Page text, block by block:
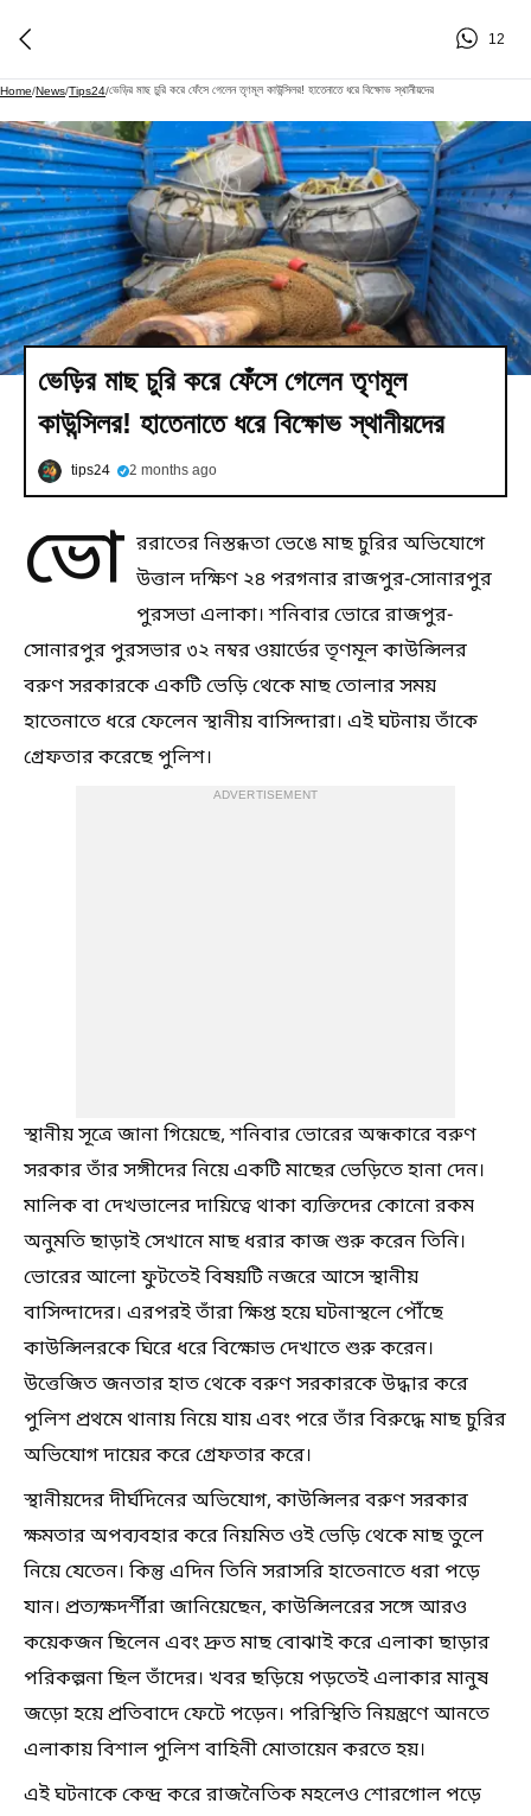
12
Home/News/Tips24/ভেড়ির মাছ চুরি করে ফেঁসে গেলেন তৃণমূল কাউন্সিলর! হাতেনাতে ধরে বিক্ষোভ স্থানীয়দের
ভেড়ির মাছ চুরি করে ফেঁসে গেলেন তৃণমূল
কাউন্সিলর! হাতেনাতে ধরে বিক্ষোভ স্থানীয়দের
tips24 2 months ago
ভো ররাতের নিস্তব্ধতা ভেঙে মাছ চুরির অভিযোগে
উত্তাল দক্ষিণ ২৪ পরগনার রাজপুর-সোনারপুর
পুরসভা এলাকা। শনিবার ভোরে রাজপুর-
সোনারপুর পুরসভার ৩২ নম্বর ওয়ার্ডের তৃণমূল কাউন্সিলর
বরুণ সরকারকে একটি ভেড়ি থেকে মাছ তোলার সময়
হাতেনাতে ধরে ফেলেন স্থানীয় বাসিন্দারা। এই ঘটনায় তাঁকে
গ্রেফতার করেছে পুলিশ।
ADVERTISEMENT
স্থানীয় সূত্রে জানা গিয়েছে, শনিবার ভোরের অন্ধকারে বরুণ
সরকার তাঁর সঙ্গীদের নিয়ে একটি মাছের ভেড়িতে হানা দেন।
মালিক বা দেখভালের দায়িত্বে থাকা ব্যক্তিদের কোনো রকম
অনুমতি ছাড়াই সেখানে মাছ ধরার কাজ শুরু করেন তিনি।
ভোরের আলো ফুটতেই বিষয়টি নজরে আসে স্থানীয়
বাসিন্দাদের। এরপরই তাঁরা ক্ষিপ্ত হয়ে ঘটনাস্থলে পৌঁছে
কাউন্সিলরকে ঘিরে ধরে বিক্ষোভ দেখাতে শুরু করেন।
উত্তেজিত জনতার হাত থেকে বরুণ সরকারকে উদ্ধার করে
পুলিশ প্রথমে থানায় নিয়ে যায় এবং পরে তাঁর বিরুদ্ধে মাছ চুরির
অভিযোগ দায়ের করে গ্রেফতার করে।
স্থানীয়দের দীর্ঘদিনের অভিযোগ, কাউন্সিলর বরুণ সরকার
ক্ষমতার অপব্যবহার করে নিয়মিত ওই ভেড়ি থেকে মাছ তুলে
নিয়ে যেতেন। কিন্তু এদিন তিনি সরাসরি হাতেনাতে ধরা পড়ে
যান। প্রত্যক্ষদর্শীরা জানিয়েছেন, কাউন্সিলরের সঙ্গে আরও
কয়েকজন ছিলেন এবং দ্রুত মাছ বোঝাই করে এলাকা ছাড়ার
পরিকল্পনা ছিল তাঁদের। খবর ছড়িয়ে পড়তেই এলাকার মানুষ
জড়ো হয়ে প্রতিবাদে ফেটে পড়েন। পরিস্থিতি নিয়ন্ত্রণে আনতে
এলাকায় বিশাল পুলিশ বাহিনী মোতায়েন করতে হয়।
এই ঘটনাকে কেন্দ্র করে রাজনৈতিক মহলেও শোরগোল পড়ে